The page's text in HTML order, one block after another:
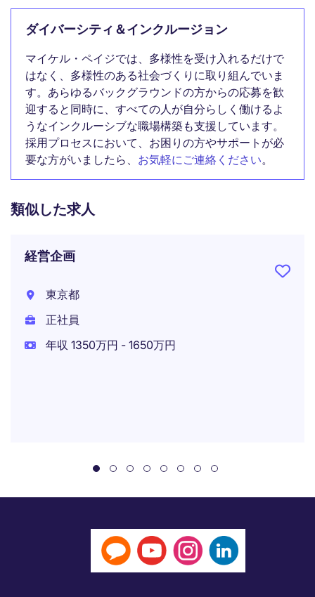
ダイバーシティ＆インクルージョン
マイケル・ペイジでは、多様性を受け入れるだけで
はなく、多様性のある社会づくりに取り組んでいま
す。あらゆるバックグラウンドの方からの応募を歓
迎すると同時に、すべての人が自分らしく働けるよ
うなインクルーシブな職場構築も支援しています。
採用プロセスにおいて、お困りの方やサポートが必
要な方がいましたら、 お気軽にご連絡ください。
類似した求人
経営企画
東京都
正社員
年収 1350万円 - 1650万円